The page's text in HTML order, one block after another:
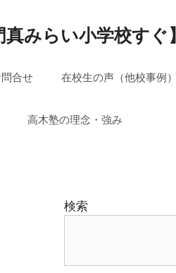
みらい小学校すぐ】
合せ 在校生の声（他校事例）
高木塾の理念・強み
検索